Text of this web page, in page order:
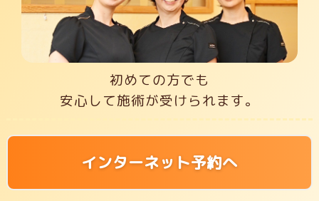
初めての方でも
安心して施術が受けられます。
インターネット予約へ